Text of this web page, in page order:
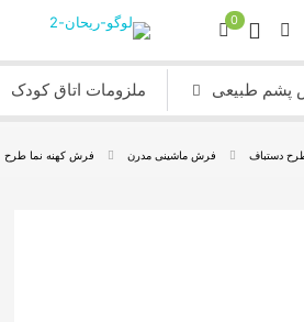
0
پشم طبیعی ملزومات اتاق کودک
دستباف فرش ماشینی مدرن فرش کهنه نما